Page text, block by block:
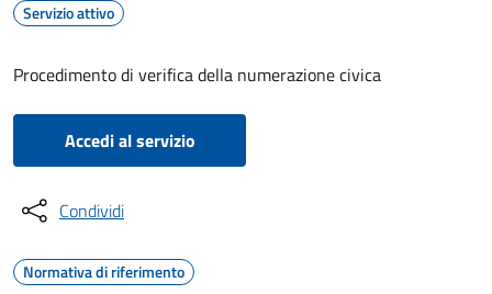
Servizio attivo
Procedimento di verifica della numerazione civica
Accedi al servizio
Condividi
Normativa di riferimento